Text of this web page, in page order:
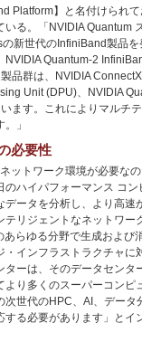
Platform】と名付けられ
る。「NVIDIA Quantum
新世代のInfiniBand製品
Quantum-2
品群は、NVIDIA
Unit (DPU)、NVIDIA
ます。これによりマルチ
」
必要性
ットワーク環境が必要な
ハイパフォーマンス コ
ータを分析し、より高
リジェントなネットワ
らゆる分野で生成および
インフラストラクチャ
ーは、そのデータセン
り多くのスーパーコン
世代のHPC、AI、デー
る必要があります」とイ